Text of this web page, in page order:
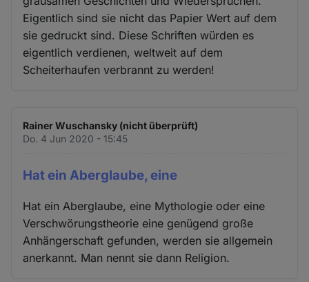
Eigentlich sind sie nicht das Papier Wert auf dem
sie gedruckt sind. Diese Schriften würden es
eigentlich verdienen, weltweit auf dem
Scheiterhaufen verbrannt zu werden!
Rainer Wuschansky (nicht überprüft)
Do. 4 Jun 2020 - 15:45
Hat ein Aberglaube, eine
Hat ein Aberglaube, eine Mythologie oder eine
Verschwörungstheorie eine genügend große
Anhängerschaft gefunden, werden sie allgemein
anerkannt. Man nennt sie dann Religion.